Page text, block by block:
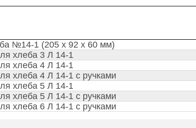
№14-1 (205 х 92 х 60 мм)
хлеба 3 Л 14-1
хлеба 4 Л 14-1
хлеба 4 Л 14-1 с ручками
хлеба 5 Л 14-1
хлеба 5 Л 14-1 с ручками
хлеба 6 Л 14-1 с ручками